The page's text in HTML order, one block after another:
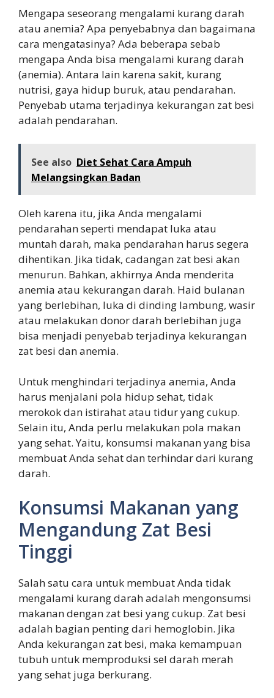
Mengapa seseorang mengalami kurang darah
atau anemia? Apa penyebabnya dan bagaimana
cara mengatasinya? Ada beberapa sebab
mengapa Anda bisa mengalami kurang darah
(anemia). Antara lain karena sakit, kurang
nutrisi, gaya hidup buruk, atau pendarahan.
Penyebab utama terjadinya kekurangan zat besi
adalah pendarahan.
See also Diet Sehat Cara Ampuh
Melangsingkan Badan
Oleh karena itu, jika Anda mengalami
pendarahan seperti mendapat luka atau
muntah darah, maka pendarahan harus segera
dihentikan. Jika tidak, cadangan zat besi akan
menurun. Bahkan, akhirnya Anda menderita
anemia atau kekurangan darah. Haid bulanan
yang berlebihan, luka di dinding lambung, wasir
atau melakukan donor darah berlebihan juga
bisa menjadi penyebab terjadinya kekurangan
zat besi dan anemia.
Untuk menghindari terjadinya anemia, Anda
harus menjalani pola hidup sehat, tidak
merokok dan istirahat atau tidur yang cukup.
Selain itu, Anda perlu melakukan pola makan
yang sehat. Yaitu, konsumsi makanan yang bisa
membuat Anda sehat dan terhindar dari kurang
darah.
Konsumsi Makanan yang
Mengandung Zat Besi
Tinggi
Salah satu cara untuk membuat Anda tidak
mengalami kurang darah adalah mengonsumsi
makanan dengan zat besi yang cukup. Zat besi
adalah bagian penting dari hemoglobin. Jika
Anda kekurangan zat besi, maka kemampuan
tubuh untuk memproduksi sel darah merah
yang sehat juga berkurang.